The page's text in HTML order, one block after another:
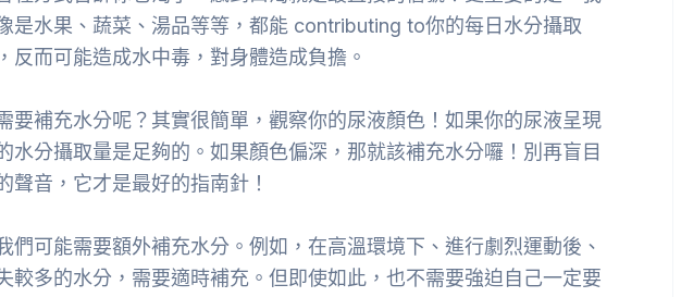
是水果、蔬菜、湯品等等，都能 contributing to你的每日水分攝取
反而可能造成水中毒，對身體造成負擔。
要補充水分呢？其實很簡單，觀察你的尿液顏色！如果你的尿液呈現
水分攝取量是足夠的。如果顏色偏深，那就該補充水分囉！別再盲目
聲音，它才是最好的指南針！
們可能需要額外補充水分。例如，在高溫環境下、進行劇烈運動後、
較多的水分，需要適時補充。但即使如此，也不需要強迫自己一定要